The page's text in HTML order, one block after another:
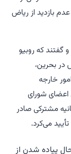
بازدید از ریاض
گفتند که روبیو
بحرین،
خارجه
اعضای شورای
مشترکی صادر
می‌کرد.